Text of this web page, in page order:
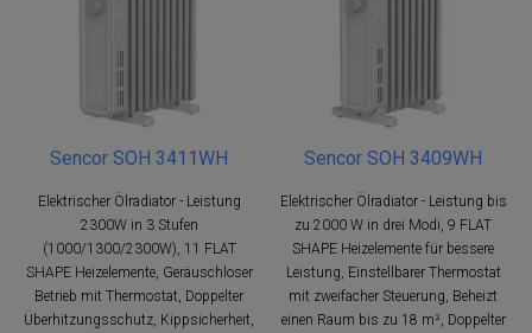
Sencor SOH 3411WH
Elektrischer Ölradiator - Leistung
2300W in 3 Stufen
(1000/1300/2300W), 11 FLAT
SHAPE Heizelemente, Geräuschloser
Betrieb mit Thermostat, Doppelter
Überhitzungsschutz, Kippsicherheit,
Sencor SOH 3409WH
Elektrischer Ölradiator - Leistung bis
zu 2000 W in drei Modi, 9 FLAT
SHAPE Heizelemente für bessere
Leistung, Einstellbarer Thermostat
mit zweifacher Steuerung, Beheizt
einen Raum bis zu 18 m², Doppelter